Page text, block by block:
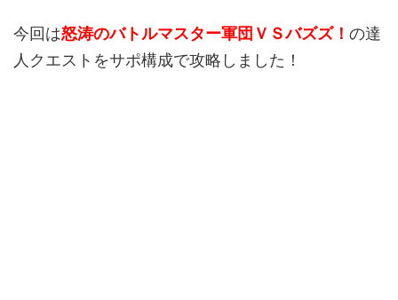
今回は怒涛のバトルマスター軍団ＶＳバズズ！ の達
人クエストをサポ構成で攻略しました！